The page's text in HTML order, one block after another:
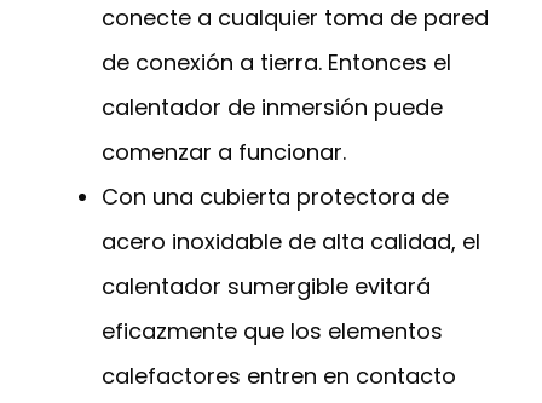
conecte a cualquier toma de pared
de conexión a tierra. Entonces el
calentador de inmersión puede
comenzar a funcionar.
Con una cubierta protectora de
acero inoxidable de alta calidad, el
calentador sumergible evitará
eficazmente que los elementos
calefactores entren en contacto